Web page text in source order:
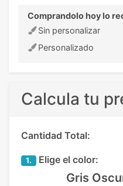
Comprandolo hoy lo
Sin personalizar
Personalizado
Calcula tu
Cantidad Total:
1. Elige el color:
Gris